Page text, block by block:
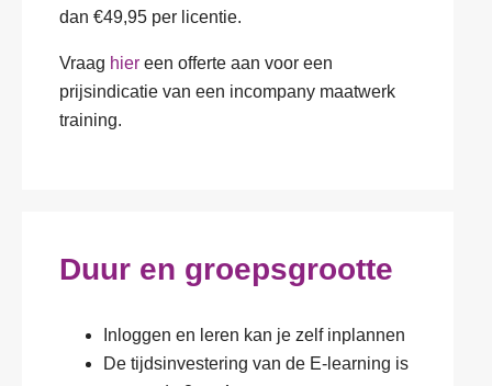
dan €49,95 per licentie.
Vraag hier een offerte aan voor een
prijsindicatie van een incompany maatwerk
training.
Duur en groepsgrootte
Inloggen en leren kan je zelf inplannen
De tijdsinvestering van de E-learning is